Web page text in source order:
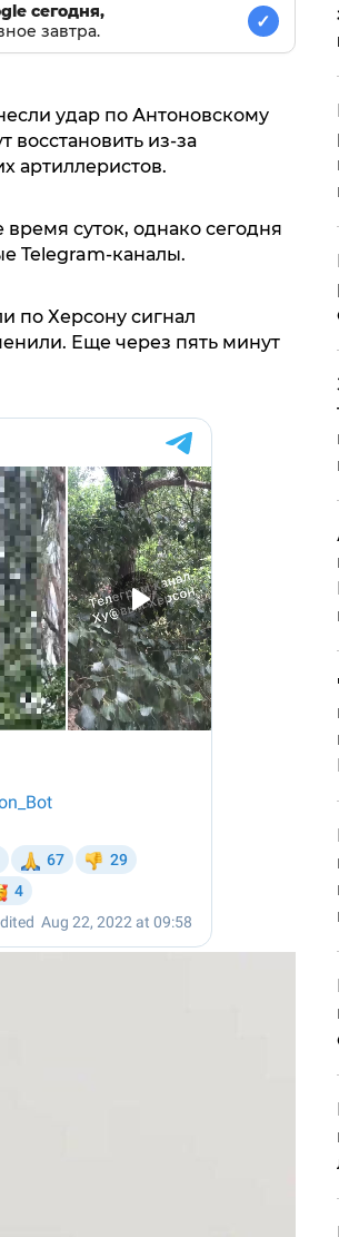
сегодня,
завтра.
✓
удар по Антоновскому
восстановить из-за
артиллеристов.
суток, однако сегодня
Telegram-каналы.
по Херсону сигнал
Еще через пять минут